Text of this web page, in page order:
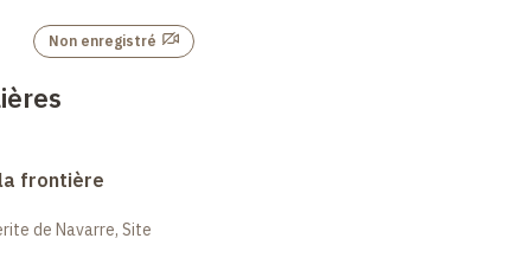
Non enregistré
frontière
de Navarre, Site